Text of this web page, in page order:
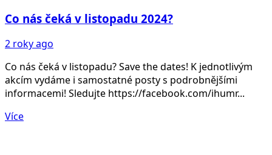
Co nás čeká v listopadu 2024?
2 roky ago
Co nás čeká v listopadu? Save the dates! K jednotlivým
akcím vydáme i samostatné posty s podrobnějšími
informacemi! Sledujte https://facebook.com/ihumr...
Více